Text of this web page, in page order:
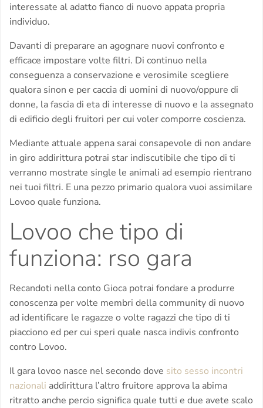
interessate al adatto fianco di nuovo appata propria
individuo.
Davanti di preparare an agognare nuovi confronto e
efficace impostare volte filtri. Di continuo nella
conseguenza a conservazione e verosimile scegliere
qualora sinon e per caccia di uomini di nuovo/oppure di
donne, la fascia di eta di interesse di nuovo e la assegnato
di edificio degli fruitori per cui voler comporre coscienza.
Mediante attuale appena sarai consapevole di non andare
in giro addirittura potrai star indiscutibile che tipo di ti
verranno mostrate single le animali ad esempio rientrano
nei tuoi filtri. E una pezzo primario qualora vuoi assimilare
Lovoo quale funziona.
Lovoo che tipo di
funziona: rso gara
Recandoti nella conto Gioca potrai fondare a produrre
conoscenza per volte membri della community di nuovo
ad identificare le ragazze o volte ragazzi che tipo di ti
piacciono ed per cui speri quale nasca indivis confronto
contro Lovoo.
Il gara lovoo nasce nel secondo dove sito sesso incontri
nazionali addirittura l’altro fruitore approva la abima
ritratto anche percio significa quale tutti e due avete scalo